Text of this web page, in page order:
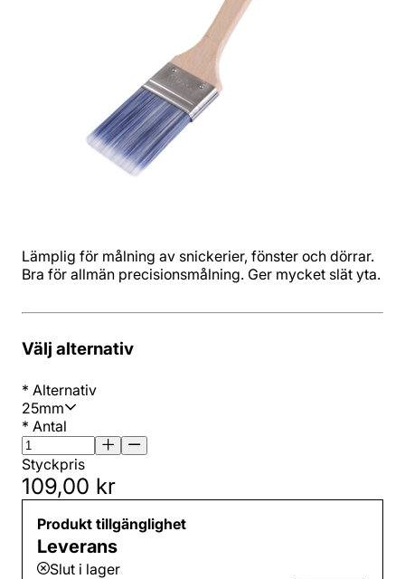
Lämplig för målning av snickerier, fönster och dörrar.
Bra för allmän precisionsmålning. Ger mycket slät yta.
Välj alternativ
* Alternativ
25mm
* Antal
Styckpris
109,00 kr
Produkt tillgänglighet
Leverans
Slut i lager